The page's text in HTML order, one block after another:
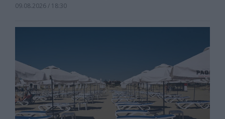
09.08.2026 / 18:30